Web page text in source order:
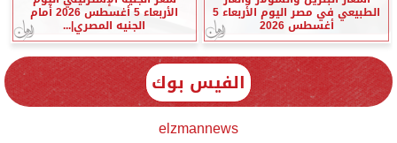
الطبيعي في مصر اليوم الأربعاء 5
أغسطس 2026
الأربعاء 5 أغسطس 2026 أمام
الجنيه المصري|...
الفيس بوك
elzmannews